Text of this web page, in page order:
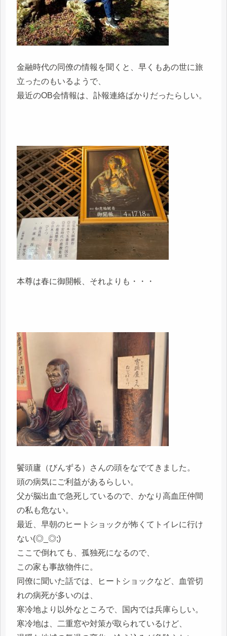
金融時代の同僚の情報を聞くと、早くもあの世に旅
立ったのもいるようで、
最近のOB会情報は、訃報連絡ばかりだったらしい。
本尊は春に御開帳、それよりも・・・
鬢頭廬（びんずる）さんの頭をなでてきました。
頭の病気にご利益があるらしい。
父が脳出血で急死しているので、かなり高血圧仲間
の私も危ない。
最近、早朝のヒートショックが怖くてトイレに行け
ない(◎_◎;)
ここで倒れても、孤独死になるので、
この家も事故物件に。
同僚に聞いた話では、ヒートショックなど、血管切
れの病死が多いのは、
寒冷地より以外なところで、国内では兵庫らしい。
寒冷地は、二重窓や対策が取られているけど、